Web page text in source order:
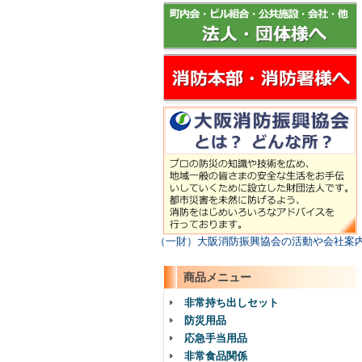
（一財）大阪消防振興協会の活動や会社案
商品メニュー
非常持ち出しセット
防災用品
応急手当用品
非常食品関係